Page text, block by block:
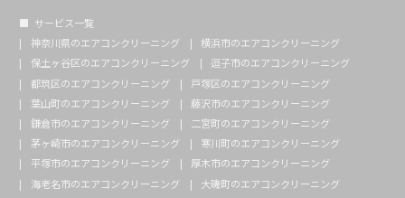
サービス一覧
神奈川県のエアコンクリーニング
横浜市のエアコンクリーニング
保土ヶ谷区のエアコンクリーニング
逗子市のエアコンクリーニング
都筑区のエアコンクリーニング
戸塚区のエアコンクリーニング
葉山町のエアコンクリーニング
藤沢市のエアコンクリーニング
鎌倉市のエアコンクリーニング
二宮町のエアコンクリーニング
茅ヶ崎市のエアコンクリーニング
寒川町のエアコンクリーニング
平塚市のエアコンクリーニング
厚木市のエアコンクリーニング
海老名市のエアコンクリーニング
大磯町のエアコンクリーニング